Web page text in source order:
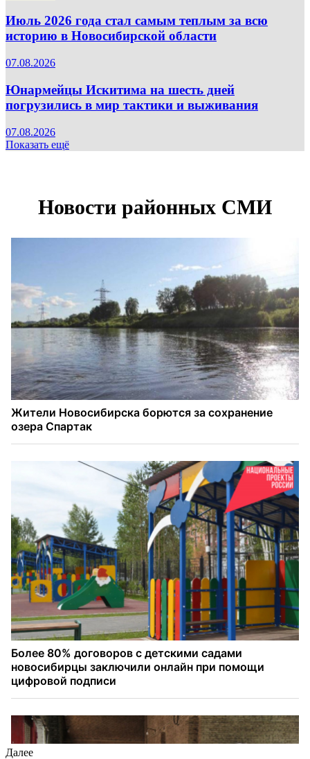
Июль 2026 года стал самым теплым за всю
историю в Новосибирской области
07.08.2026
Юнармейцы Искитима на шесть дней
погрузились в мир тактики и выживания
07.08.2026
Показать ещё
Далее